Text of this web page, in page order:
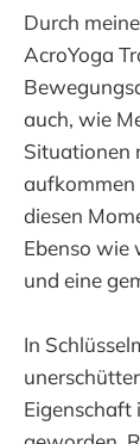
Durch
AcroYoga
auch, wie
Situationen
aufkommen
diesen
Ebenso wie
und eine
In